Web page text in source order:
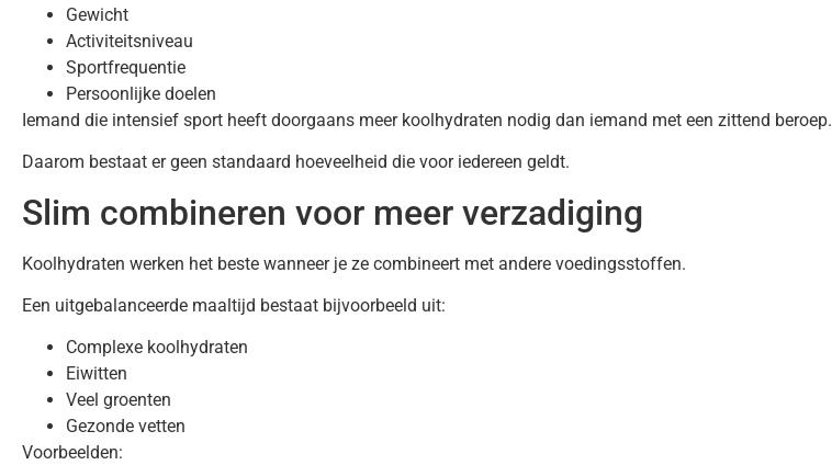
Gewicht
Activiteitsniveau
Sportfrequentie
Persoonlijke doelen
Iemand die intensief sport heeft doorgaans meer koolhydraten nodig dan iemand met een zittend beroep.
Daarom bestaat er geen standaard hoeveelheid die voor iedereen geldt.
Slim combineren voor meer verzadiging
Koolhydraten werken het beste wanneer je ze combineert met andere voedingsstoffen.
Een uitgebalanceerde maaltijd bestaat bijvoorbeeld uit:
Complexe koolhydraten
Eiwitten
Veel groenten
Gezonde vetten
Voorbeelden: